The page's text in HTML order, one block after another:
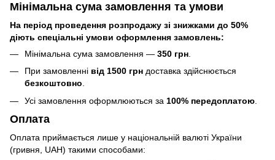
Мінімальна сума замовлення та умови
На період проведення розпродажу зі знижками до 50%
діють спеціальні умови оформлення замовлень:
Мінімальна сума замовлення — 350 грн
При замовленні від 1500 грн доставка здійснюється
безкоштовно.
Усі замовлення оформлюються за 100% передоплатою
Оплата
Оплата приймається лише у національній валюті України
(гривня, UAH) такими способами: